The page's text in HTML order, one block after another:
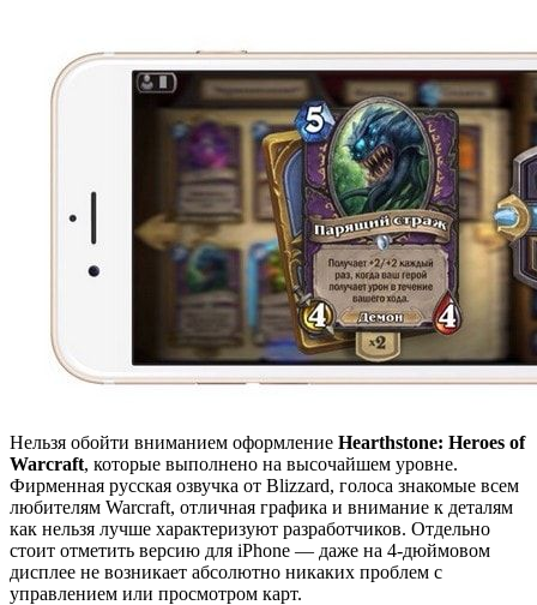
Нельзя обойти вниманием оформление Hearthstone: Heroes of
Warcraft, которые выполнено на высочайшем уровне.
Фирменная русская озвучка от Blizzard, голоса знакомые всем
любителям Warcraft, отличная графика и внимание к деталям
как нельзя лучше характеризуют разработчиков. Отдельно
стоит отметить версию для iPhone — даже на 4-дюймовом
дисплее не возникает абсолютно никаких проблем с
управлением или просмотром карт.